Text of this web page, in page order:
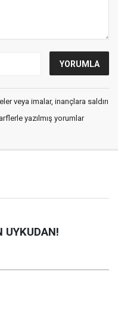
veya imalar, inançlara saldırı
yazılmış yorumlar
UYKUDAN!